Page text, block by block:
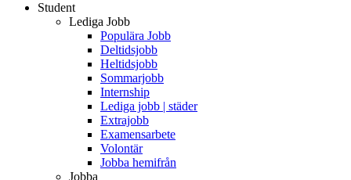
Student
Lediga Jobb
Populära Jobb
Deltidsjobb
Heltidsjobb
Sommarjobb
Internship
Lediga jobb | städer
Extrajobb
Examensarbete
Volontär
Jobba hemifrån
Jobba